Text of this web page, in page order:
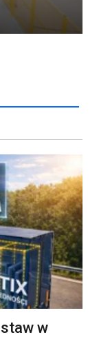
w